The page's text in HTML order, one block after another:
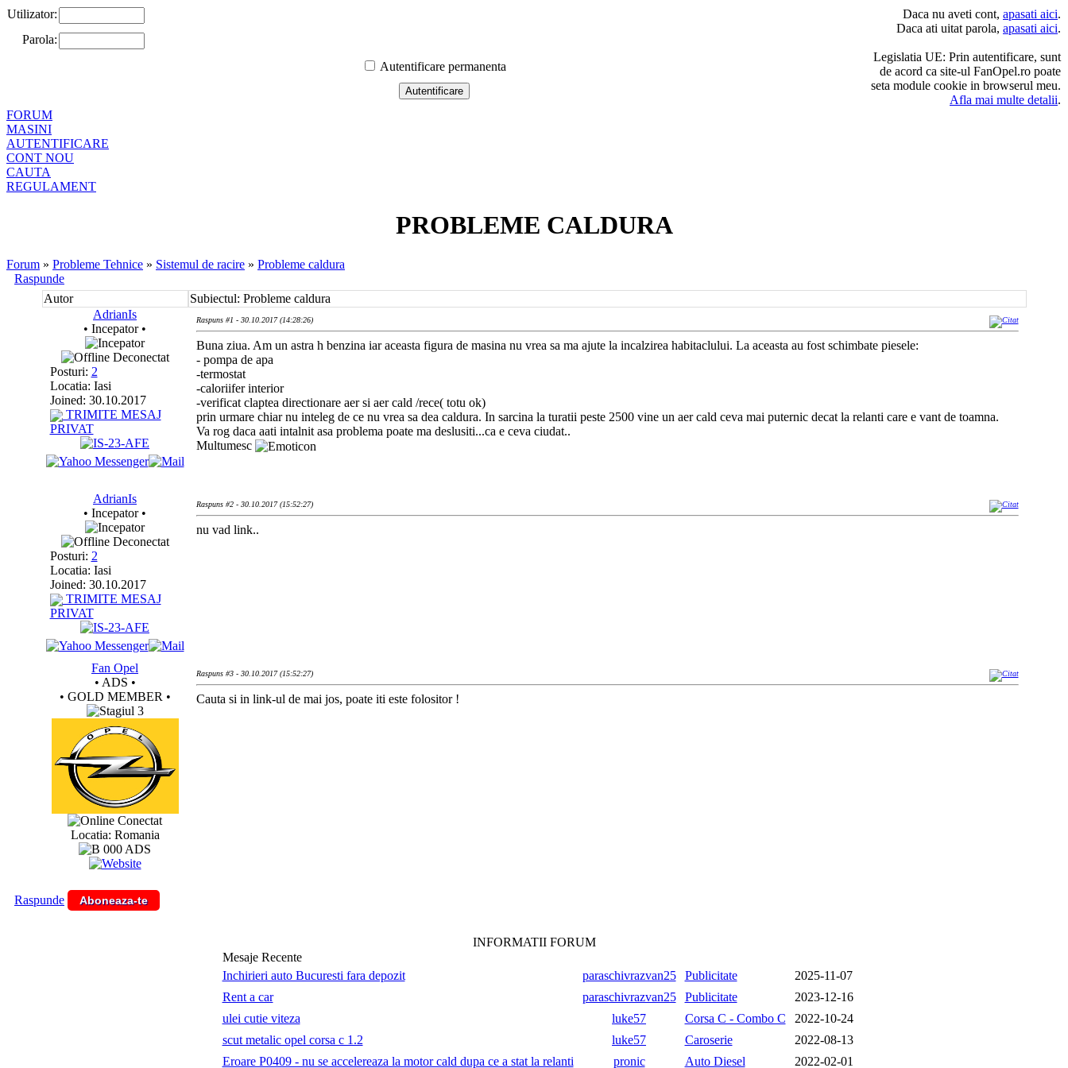
Utilizator: Daca nu aveti cont, apasati aici.
Daca ati uitat parola, apasati aici.
Legislatia UE: Prin autentificare, sunt
de acord ca site-ul FanOpel.ro poate
seta module cookie in browserul meu.
Afla mai multe detalii.
Parola:
Autentificare permanenta
FORUM
MASINI
AUTENTIFICARE
CONT NOU
CAUTA
REGULAMENT
PROBLEME CALDURA
Forum » Probleme Tehnice » Sistemul de racire » Probleme caldura
Raspunde
Autor
Subiectul: Probleme caldura
AdrianIs
• Incepator •
Deconectat
Posturi: 2
Locatia: Iasi
Joined: 30.10.2017
TRIMITE MESAJ
PRIVAT
Raspuns #1 - 30.10.2017 (14:28:26)
Buna ziua. Am un astra h benzina iar aceasta figura de masina nu vrea sa ma ajute la incalzirea habitaclului. La aceasta au fost schimbate piesele:
- pompa de apa
-termostat
-caloriifer interior
-verificat claptea directionare aer si aer cald /rece( totu ok)
prin urmare chiar nu inteleg de ce nu vrea sa dea caldura. In sarcina la turatii peste 2500 vine un aer cald ceva mai puternic decat la relanti care e vant de toamna.
Va rog daca aati intalnit asa problema poate ma deslusiti...ca e ceva ciudat..
Multumesc
AdrianIs
• Incepator •
Deconectat
Posturi: 2
Locatia: Iasi
Joined: 30.10.2017
TRIMITE MESAJ
PRIVAT
Raspuns #2 - 30.10.2017 (15:52:27)
nu vad link..
Fan Opel
• ADS •
• GOLD MEMBER •
Conectat
Locatia: Romania
Raspuns #3 - 30.10.2017 (15:52:27)
Cauta si in link-ul de mai jos, poate iti este folositor !
Raspunde Aboneaza-te
INFORMATII FORUM
Mesaje Recente
Inchirieri auto Bucuresti fara depozit
paraschivrazvan25 Publicitate
2025-11-07
Rent a car
paraschivrazvan25 Publicitate
2023-12-16
ulei cutie viteza
luke57 Corsa C - Combo C
2022-10-24
scut metalic opel corsa c 1.2
luke57 Caroserie
2022-08-13
Eroare P0409 - nu se accelereaza la motor cald dupa ce a stat la relanti
pronic Auto Diesel 2022-02-01